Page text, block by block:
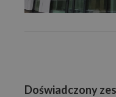
Doświadczony